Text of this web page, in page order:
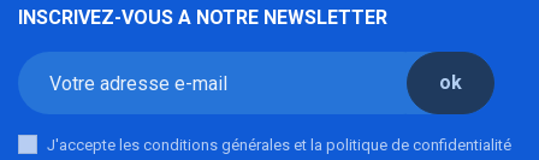
INSCRIVEZ-VOUS A NOTRE NEWSLETTER
ok
J'accepte les conditions générales et la politique de confidentialité